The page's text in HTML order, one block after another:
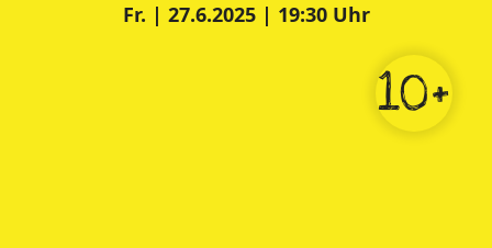
Fr. | 27.6.2025 | 19:30 Uhr
10+